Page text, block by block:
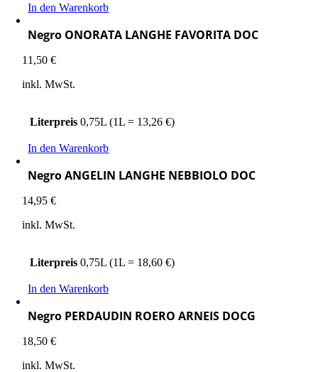
In den Warenkorb
Negro ONORATA LANGHE FAVORITA DOC
11,50€
inkl. MwSt.
Literpreis 0,75L (1L = 13,26 €)
In den Warenkorb
Negro ANGELIN LANGHE NEBBIOLO DOC
14,95€
inkl. MwSt.
Literpreis 0,75L (1L = 18,60 €)
In den Warenkorb
Negro PERDAUDIN ROERO ARNEIS DOCG
18,50€
inkl. MwSt.